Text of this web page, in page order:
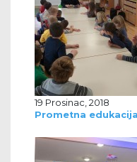
19 Prosinac, 2018
Prometna